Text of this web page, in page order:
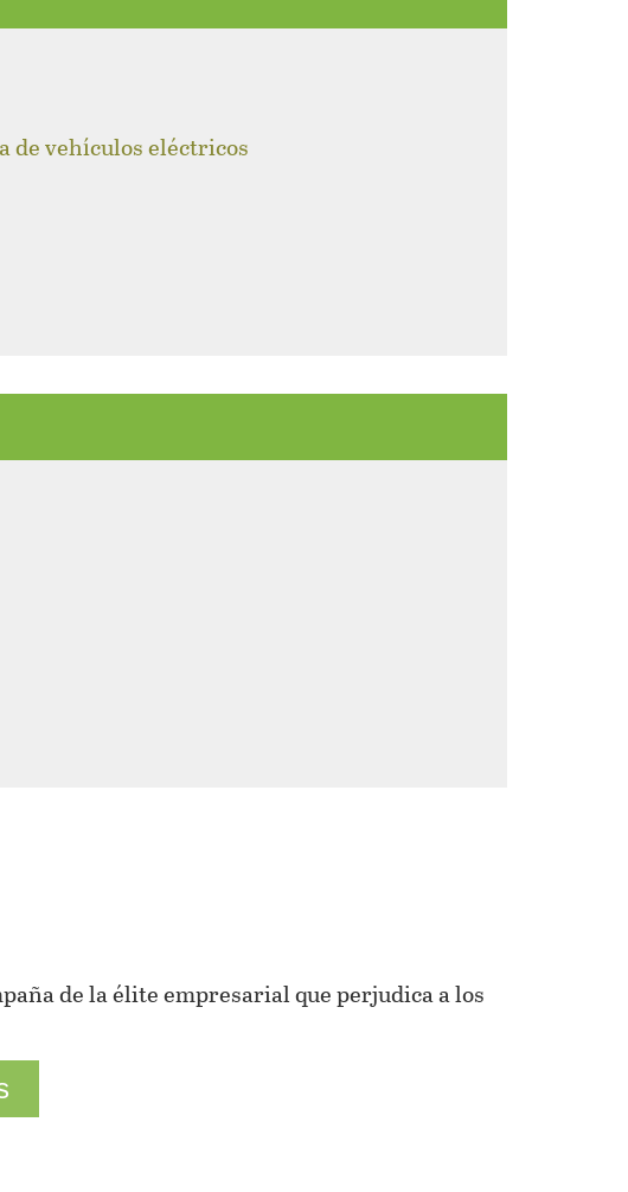
de vehículos eléctricos
de la élite empresarial que perjudica a los